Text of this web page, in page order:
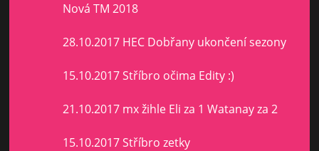
Nová TM 2018
28.10.2017 HEC Dobřany ukončení sezony
15.10.2017 Stříbro očima Edity :)
21.10.2017 mx žihle Eli za 1 Watanay za 2
15.10.2017 Stříbro zetky